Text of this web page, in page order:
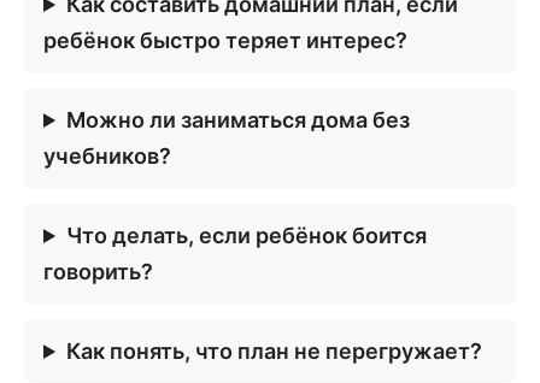
ребёнок быстро теряет интерес?
Можно ли заниматься дома без
учебников?
Что делать, если ребёнок боится
говорить?
Как понять, что план не перегружает?